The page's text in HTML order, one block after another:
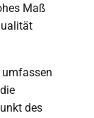
Maß
umfassen
des